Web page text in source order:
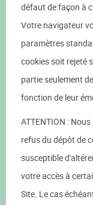
défaut de façon à
Votre navigateur
paramètres
cookies soit rejeté
partie seulement
fonction de leur
ATTENTION :
refus du dépôt de
susceptible
votre accès à
Site. Le cas